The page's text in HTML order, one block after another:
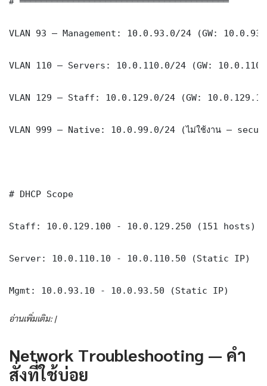
VLAN 93 — Management: 10.0.93.0/24 (GW:
VLAN 110 — Servers: 10.0.110.0/24 (GW:
VLAN 129 — Staff: 10.0.129.0/24 (GW: 10.0.129.1)
VLAN 999 — Native: 10.0.99.0/24 (ไม่ใช้งาน —
# DHCP Scope
Staff: 10.0.129.100 - 10.0.129.250 (151 hosts)
Server: 10.0.110.10 - 10.0.110.50 (Static IP)
Mgmt: 10.0.93.10 - 10.0.93.50 (Static IP)
อ่านเพิ่มเติม: |
Network Troubleshooting — คำ
สั่งที่ใช้บ่อย